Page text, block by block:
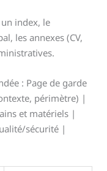
index, le
les annexes (CV,
: Page de garde
périmètre) |
et matériels |
sécurité |